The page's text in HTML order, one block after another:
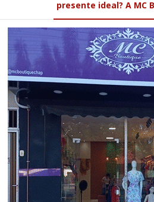
presente ideal? A MC